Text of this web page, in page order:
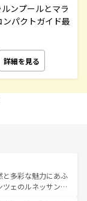
ンプールとマラ
パクトガイド最
詳細を見る
と多彩な魅力にあふ
ェのルネッサンス